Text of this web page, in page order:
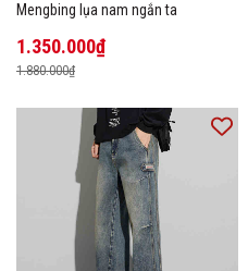
Mengbing lụa nam ngắn ta
1.350.000₫
1.880.000₫